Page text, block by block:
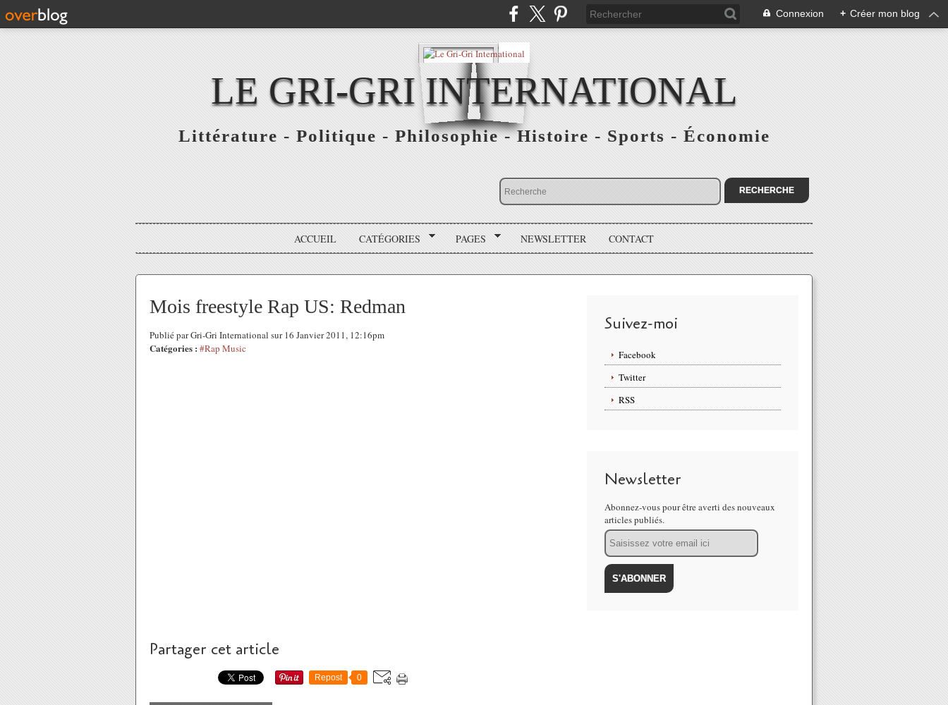
Connexion + Créer mon blog
LE GRI-GRI INTERNATIONAL
Littérature - Politique - Philosophie - Histoire - Sports - Économie
ACCUEIL CATÉGORIES PAGES NEWSLETTER CONTACT
Mois freestyle Rap US: Redman
Publié par Gri-Gri International sur 16 Janvier 2011, 12:16pm
Catégories : #Rap Music
Partager cet article
Repost 0
Suivez-moi
Facebook
Twitter
RSS
Newsletter
Abonnez-vous pour être averti des nouveaux
articles publiés.
Email